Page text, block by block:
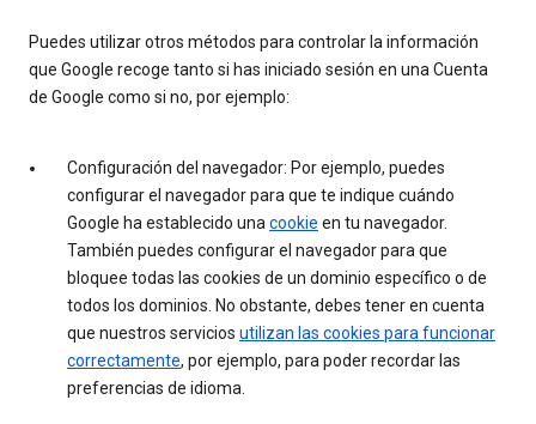
Puedes utilizar otros métodos para controlar la información
que Google recoge tanto si has iniciado sesión en una Cuenta
de Google como si no, por ejemplo:
Configuración del navegador: Por ejemplo, puedes
configurar el navegador para que te indique cuándo
Google ha establecido una cookie en tu navegador.
También puedes configurar el navegador para que
bloquee todas las cookies de un dominio específico o de
todos los dominios. No obstante, debes tener en cuenta
que nuestros servicios utilizan las cookies para funcionar
correctamente, por ejemplo, para poder recordar las
preferencias de idioma.